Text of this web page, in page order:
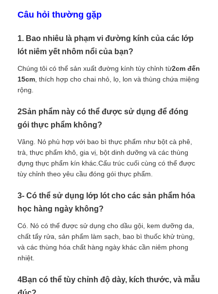
Câu hỏi thường gặp
1. Bao nhiêu là phạm vi đường kính của các lớp
lót niêm yết nhôm nổi của bạn?
Chúng tôi có thể sản xuất đường kính tùy chỉnh từ2cm đến
15cm, thích hợp cho chai nhỏ, lọ, lon và thùng chứa miệng
rộng.
2Sản phẩm này có thể được sử dụng để đóng
gói thực phẩm không?
Vâng. Nó phù hợp với bao bì thực phẩm như bột cà phê,
trà, thực phẩm khô, gia vị, bột dinh dưỡng và các thùng
đựng thực phẩm kín khác.Cấu trúc cuối cùng có thể được
tùy chỉnh theo yêu cầu đóng gói thực phẩm.
3- Có thể sử dụng lớp lót cho các sản phẩm hóa
học hàng ngày không?
Có. Nó có thể được sử dụng cho dầu gội, kem dưỡng da,
chất tẩy rửa, sản phẩm làm sạch, bao bì thuốc khử trùng,
và các thùng hóa chất hàng ngày khác cần niêm phong
nhiệt.
4Bạn có thể tùy chỉnh độ dày, kích thước, và mẫu